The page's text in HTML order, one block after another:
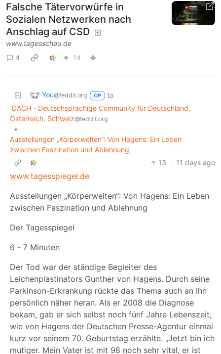
Falsche Tätervorwürfe in
Sozialen Netzwerken nach
Anschlag auf CSD
www.tagesschau.de
4
14
You@feddit.org OP
to
DACH - Deutschsprachige Community für Deutschland,
Österreich, Schweiz@feddit.org
•
Ausstellungen „Körperwelten“: Von Hagens: Ein Leben
zwischen Faszination und Ablehnung
13 · 11 days ago
www.tagesspiegel.de
Ausstellungen „Körperwelten“: Von Hagens: Ein Leben
zwischen Faszination und Ablehnung
Der Tagesspiegel
6 - 7 Minuten
Der Tod war der ständige Begleiter des
Leichenplastinators Gunther von Hagens. Durch seine
Parkinson-Erkrankung rückte das Thema auch an ihn
persönlich näher heran. Als er 2008 die Diagnose
bekam, gab er sich selbst noch fünf Jahre Lebenszeit,
wie von Hagens der Deutschen Presse-Agentur einmal
kurz vor seinem 70. Geburtstag erzählte. „Jetzt bin ich
mutiger. Mein Vater ist mit 98 noch sehr vital, er ist